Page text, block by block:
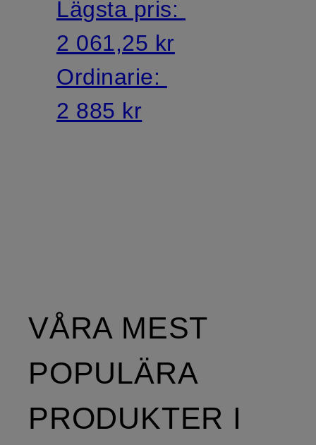
Lägsta pris:
2 061,25 kr
Ordinarie:
2 885 kr
VÅRA MEST
POPULÄRA
PRODUKTER I